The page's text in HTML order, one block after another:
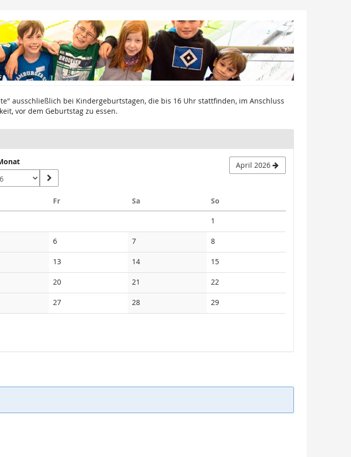
ausschließlich bei Kindergeburtstagen, die bis 16 Uhr stattfinden, im Anschluss
vor dem Geburtstag zu essen.
April 2026
FrFreitag SaSamstag So
1
Veranstaltungen
6Keine
Veranstaltungen
7Keine
Veranstaltungen
8Keine
Veranstaltungen
13Keine
Veranstaltungen
14Keine
Veranstaltungen
15Keine
Veranstaltungen
20Keine
Veranstaltungen
21
Veranstaltungen
22
Veranstaltungen
27Keine
Veranstaltungen
28Keine
Veranstaltungen
29Keine
Veranstaltungen